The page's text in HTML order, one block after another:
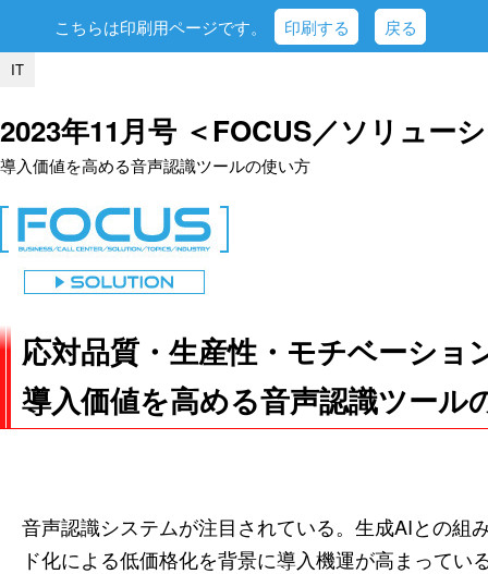
こちらは印刷用ページです。 印刷する 戻る
IT
2023年11月号 ＜FOCUS／ソリュー
導入価値を高める音声認識ツールの使い方
応対品質・生産性・モチベーショ
導入価値を高める音声認識ツール
音声認識システムが注目されている。生成AIとの組
ド化による低価格化を背景に導入機運が高まって